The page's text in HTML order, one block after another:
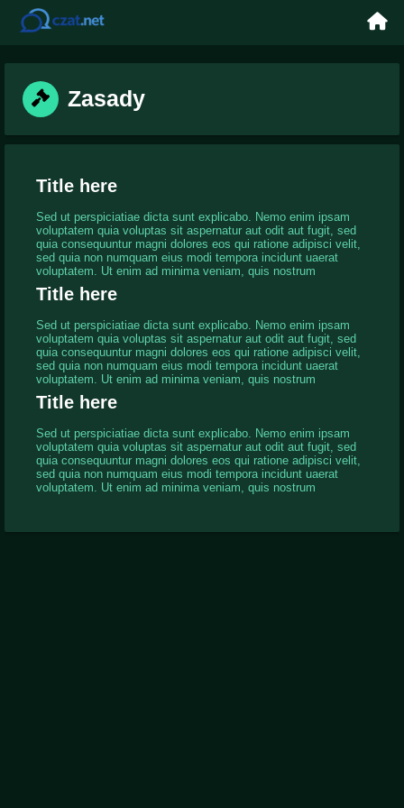
Zasady
Title here
Sed ut perspiciatiae dicta sunt explicabo. Nemo enim ipsam
voluptatem quia voluptas sit aspernatur aut odit aut fugit, sed
quia consequuntur magni dolores eos qui ratione adipisci velit,
sed quia non numquam eius modi tempora incidunt uaerat
voluptatem. Ut enim ad minima veniam, quis nostrum
Title here
Sed ut perspiciatiae dicta sunt explicabo. Nemo enim ipsam
voluptatem quia voluptas sit aspernatur aut odit aut fugit, sed
quia consequuntur magni dolores eos qui ratione adipisci velit,
sed quia non numquam eius modi tempora incidunt uaerat
voluptatem. Ut enim ad minima veniam, quis nostrum
Title here
Sed ut perspiciatiae dicta sunt explicabo. Nemo enim ipsam
voluptatem quia voluptas sit aspernatur aut odit aut fugit, sed
quia consequuntur magni dolores eos qui ratione adipisci velit,
sed quia non numquam eius modi tempora incidunt uaerat
voluptatem. Ut enim ad minima veniam, quis nostrum